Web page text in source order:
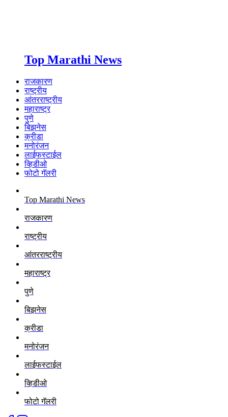
Top Marathi News
राजकारण
राष्ट्रीय
आंतरराष्ट्रीय
महाराष्ट्र
पुणे
बिझनेस
क्रीडा
मनोरंजन
लाईफस्टाईल
व्हिडीओ
फोटो गॅलरी
Top Marathi News
राजकारण
राष्ट्रीय
आंतरराष्ट्रीय
महाराष्ट्र
पुणे
बिझनेस
क्रीडा
मनोरंजन
लाईफस्टाईल
व्हिडीओ
फोटो गॅलरी